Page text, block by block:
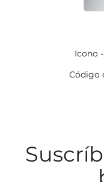
Icono
Código